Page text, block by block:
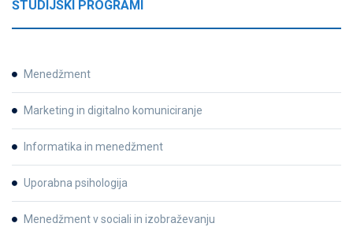
ŠTUDIJSKI PROGRAMI
Menedžment
Marketing in digitalno komuniciranje
Informatika in menedžment
Uporabna psihologija
Menedžment v sociali in izobraževanju